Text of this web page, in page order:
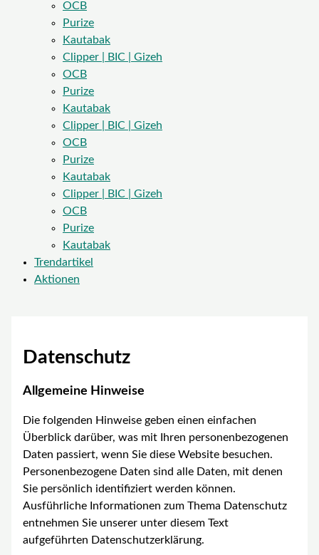
OCB
Purize
Kautabak
Clipper | BIC | Gizeh
OCB
Purize
Kautabak
Clipper | BIC | Gizeh
OCB
Purize
Kautabak
Clipper | BIC | Gizeh
OCB
Purize
Kautabak
Trendartikel
Aktionen
Datenschutz
Allgemeine Hinweise
Die folgenden Hinweise geben einen einfachen
Überblick darüber, was mit Ihren personenbezogenen
Daten passiert, wenn Sie diese Website besuchen.
Personenbezogene Daten sind alle Daten, mit denen
Sie persönlich identifiziert werden können.
Ausführliche Informationen zum Thema Datenschutz
entnehmen Sie unserer unter diesem Text
aufgeführten Datenschutzerklärung.